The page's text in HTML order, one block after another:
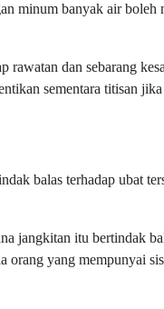
minum banyak air boleh
dan sebarang
sementara titisan
balas terhadap ubat
jangkitan itu bertindak
orang yang mempunyai